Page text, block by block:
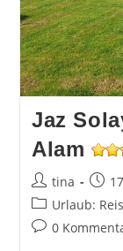
Jaz
Alam
Beitrags-
Autor:
tina
Beitrags-
Kategorie:
Urlaub:
Beitrags-
0